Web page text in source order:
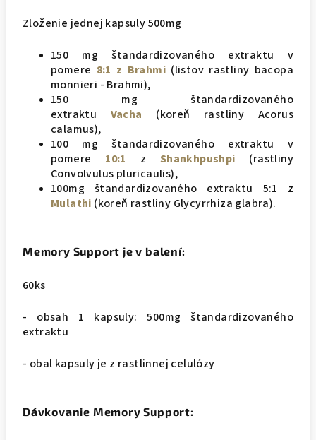
Zloženie jednej kapsuly 500mg
150 mg štandardizovaného extraktu v
pomere 8:1 z Brahmi (listov rastliny bacopa
monnieri - Brahmi),
150 mg štandardizovaného
extraktu Vacha (koreň rastliny Acorus
calamus),
100 mg štandardizovaného extraktu v
pomere 10:1 z Shankhpushpi (rastliny
Convolvulus pluricaulis),
100mg štandardizovaného extraktu 5:1 z
Mulathi (koreň rastliny Glycyrrhiza glabra).
Memory Support je v balení:
60ks
- obsah 1 kapsuly: 500mg štandardizovaného
extraktu
- obal kapsuly je z rastlinnej celulózy
Dávkovanie Memory Support: